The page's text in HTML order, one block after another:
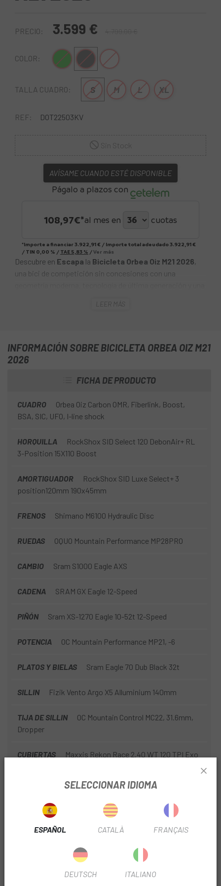
PRECIO: 3.599 €
COLOR: VerdeGris oscuroBlanco-Amarillo
TALLA CUADRO: S M L XL
REF: DOT22503KV
AVÍSAME CUANDO ESTÉ DISPONIBLE
Págalo a plazos con
108,97€*al mes en cuotas
*Importe a financiar3.922,91 € / Importe total adeudado3.922,91 €
/ TIN 0,00 % / TAE 5,83 % /Ver más
Descubre en Escapa la Bicicleta Orbea Oiz M21 2026,
una bici de competición sin concesiones con una
agarre y control para tus rutas.
categoría XC, así como la calidad de sus componentes
como el cambio electrónico Sram AXS, la horquilla
RockShox SID pensada para la competición, o el
amortiguador RockShox SID Luxe Select+ 3 position.
LEER MÁS
INFORMACIÓN SOBRE BICICLETA ORBEA OIZ M21
2026
FICHA DE PRODUCTO
CUADRO
Orbea Oiz Carbon OMR, Fiberlink, Boost,
BSA, SIC, UFO, I-line shock
HORQUILLA
RockShox SID Select 120 DebonAir+ RL
3-Position 15X110 Boost
AMORTIGUADOR
RockShox SID Luxe Select+ 3
position120mm 190x45mm
FRENOS Shimano M6100 Hydraulic Disc
RUEDAS OQUO Mountain Performance MP28PRO
CAMBIO Sram S1000 Eagle AXS
CADENA SRAM GX Eagle 12-Speed
PIÑÓN Sram XS-1270 Eagle 10-52t 12-Speed
POTENCIA OC Mountain Performance MP21, -6
PLATOS Y BIELAS Sram Eagle 70 Dub Black 32t
SILLIN Fizik Vento Argo X5 Alluminium 140mm
TIJA DE SILLIN
OC Mountain Control MC22, 31.6mm,
Dropper
CUBIERTAS
Maxxis Rekon Race 2.40 WT 120 TPI Exo
OC Mountain Performance MP30, Width
TEMPORADA
OC Squidlock MP11, Suspension +
SELECCIONAR IDIOMA
ESPAÑOL CATALÀ FRANÇAIS
DEUTSCH ITALIANO